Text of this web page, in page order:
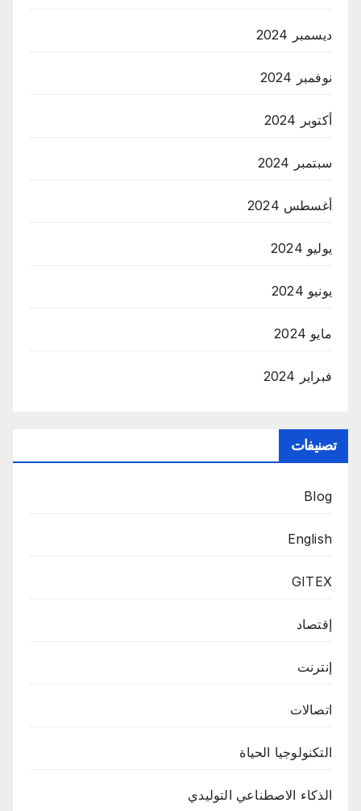
ديسمبر 2024
نوفمبر 2024
أكتوبر 2024
سبتمبر 2024
أغسطس 2024
يوليو 2024
يونيو 2024
مايو 2024
فبراير 2024
تصنيفات
Blog
English
GITEX
إقتصاد
إنترنت
اتصالات
التكنولوجيا الحياة
الذكاء الاصطناعي التوليدي